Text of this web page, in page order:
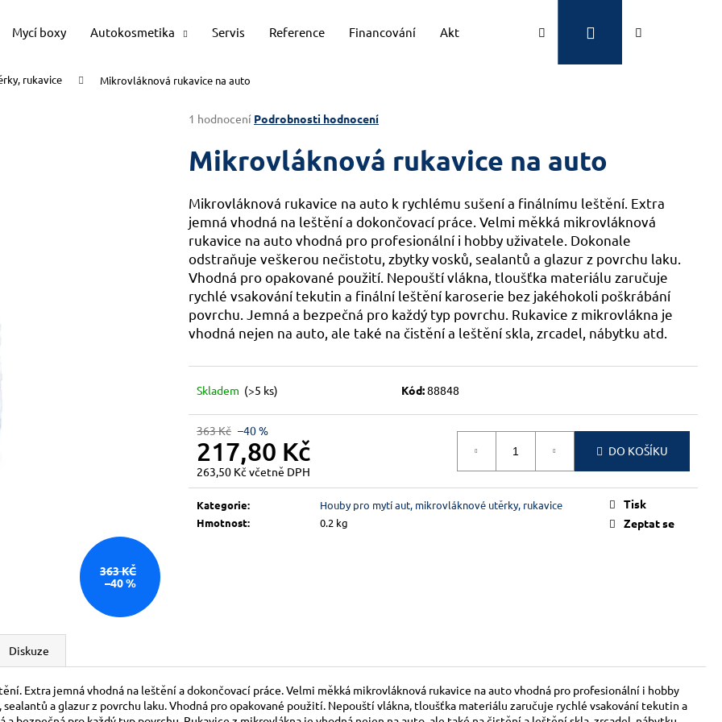
Mycí boxy Autokosmetika Servis Reference Financování Aktuality Kontakty ZnačkyPřihlášení
rukavice Mikrovláknová rukavice na auto
Průměrné
produktu
je
5
hvězdiček.
1 hodnocení Podrobnosti hodnocení
Mikrovláknová rukavice na auto
Mikrovláknová rukavice na auto k rychlému sušení a finálnímu leštění. Extra
jemná vhodná na leštění a dokončovací práce. Velmi měkká mikrovláknová
rukavice na auto vhodná pro profesionální i hobby uživatele. Dokonale
odstraňuje veškerou nečistotu, zbytky vosků, sealantů a glazur z povrchu laku.
Vhodná pro opakované použití. Nepouští vlákna, tloušťka materiálu zaručuje
rychlé vsakování tekutin a finální leštění karoserie bez jakéhokoli poškrábání
povrchu. Jemná a bezpečná pro každý typ povrchu. Rukavice z mikrovlákna je
vhodná nejen na auto, ale také na čistění a leštění skla, zrcadel, nábytku atd.
Skladem (>5 ks) Kód:88848
363 Kč –40 %
217,80 Kč
263,50 Kč včetně DPH
Měrná
cena:
DO KOŠÍKU
Kategorie:
Houby pro mytí aut, mikrovláknové utěrky, rukavice
Hmotnost: 0.2 kg
Tisk
Zeptat se
363 KČ
–40 %
Diskuze
Extra jemná vhodná na leštění a dokončovací práce. Velmi měkká mikrovláknová rukavice na auto vhodná pro profesionální i hobby
a glazur z povrchu laku. Vhodná pro opakované použití. Nepouští vlákna, tloušťka materiálu zaručuje rychlé vsakování tekutin a
Co potřebujete najít?
HLEDAT